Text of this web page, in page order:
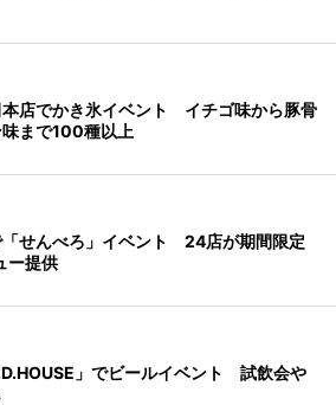
店でかき氷イベント イチゴ味から豚骨
まで100種以上
「せんべろ」イベント 24店が期間限定
ー提供
」でビールイベント 試飲会や